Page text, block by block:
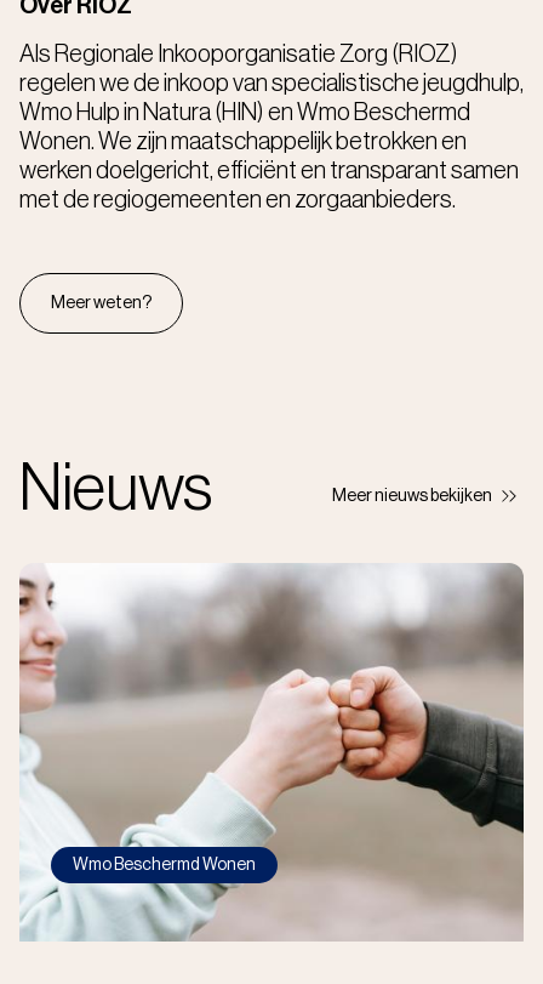
Over RIOZ
Als Regionale Inkooporganisatie Zorg (RIOZ)
regelen we de inkoop van specialistische jeugdhulp,
Wmo Hulp in Natura (HIN) en Wmo Beschermd
Wonen. We zijn maatschappelijk betrokken en
werken doelgericht, efficiënt en transparant samen
met de regiogemeenten en zorgaanbieders.
Meer weten?
Nieuws Meer nieuws bekijken
Wmo Beschermd Wonen